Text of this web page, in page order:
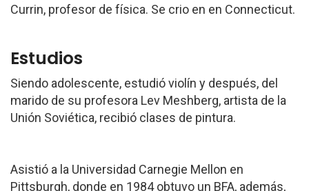
Currin, profesor de física. Se crio en en Connecticut.
Estudios
Siendo adolescente, estudió violín y después, del
marido de su profesora Lev Meshberg, artista de la
Unión Soviética, recibió clases de pintura.
Asistió a la Universidad Carnegie Mellon en
Pittsburgh, donde en 1984 obtuvo un BFA, además,